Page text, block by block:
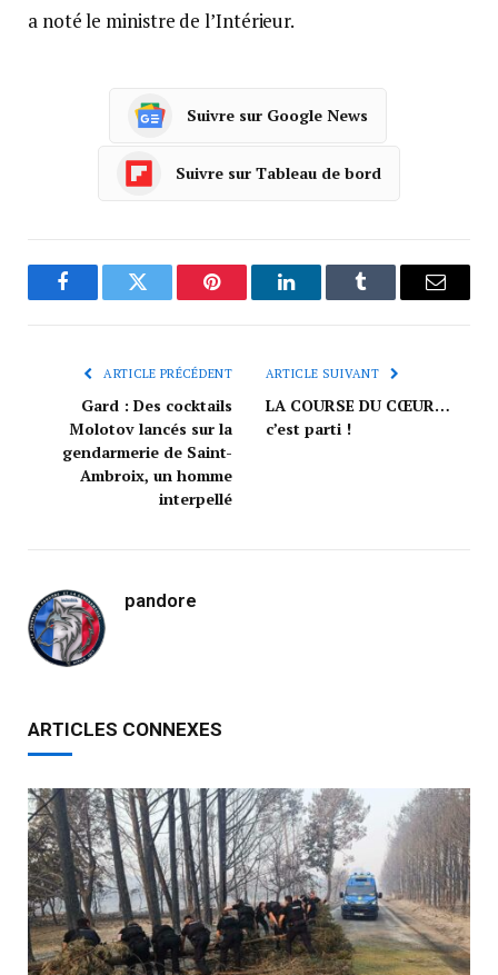
a noté le ministre de l’Intérieur.
Suivre sur Google News
Suivre sur Tableau de bord
FacebookTwitter Pinterest LinkedInTumblr
ARTICLE PRÉCÉDENT
Gard : Des cocktails
Molotov lancés sur la
gendarmerie de Saint-
Ambroix, un homme
interpellé
ARTICLE SUIVANT
LA COURSE DU CŒUR…
c’est parti !
pandore
ARTICLES CONNEXES